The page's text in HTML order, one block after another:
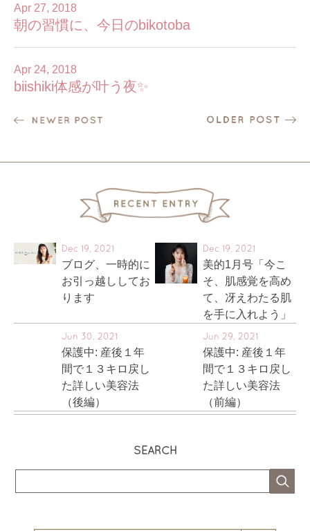
Apr 27, 2018
朝の習慣に、今日のbikotoba
Apr 24, 2018
biishiki体感が叶う夜✨
Dec 19, 2021
ブログ、一時的に
お引っ越ししてお
ります
Dec 19, 2021
美的1月号「今こ
そ、肌感覚を高め
て、冴えわたる肌
を手に入れよう」
Jun 30, 2021
保護中: 産後１年
間で１３キロ戻し
た詳しい美容法
（後編）
Jun 29, 2021
保護中: 産後１年
間で１３キロ戻し
た詳しい美容法
（前編）
SEARCH